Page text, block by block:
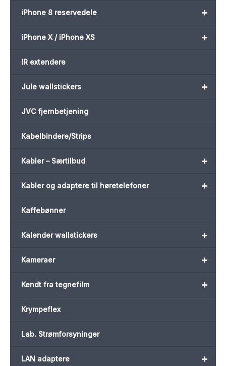
+
iPhone 8 reservedele
+
iPhone X / iPhone XS
IR extendere
+
Jule wallstickers
JVC fjernbetjening
Kabelbindere/Strips
+
Kabler – Særtilbud
+
Kabler og adaptere til høretelefoner
Kaffebønner
+
Kalender wallstickers
+
Kameraer
+
Kendt fra tegnefilm
Krympeflex
Lab. Strømforsyninger
+
LAN adaptere